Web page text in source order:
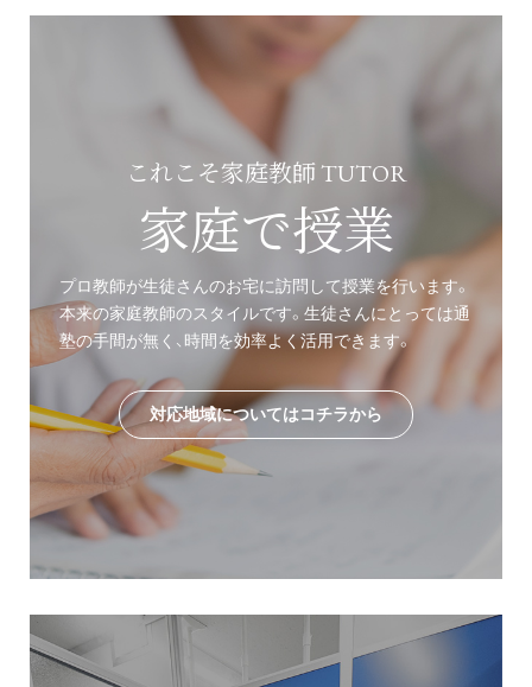
これこそ家庭教師 TUTOR
家庭で授業
プロ教師が生徒さんのお宅に訪問して授業を行います。
本来の家庭教師のスタイルです。生徒さんにとっては通
塾の手間が無く、時間を効率よく活用できます。
対応地域についてはコチラから